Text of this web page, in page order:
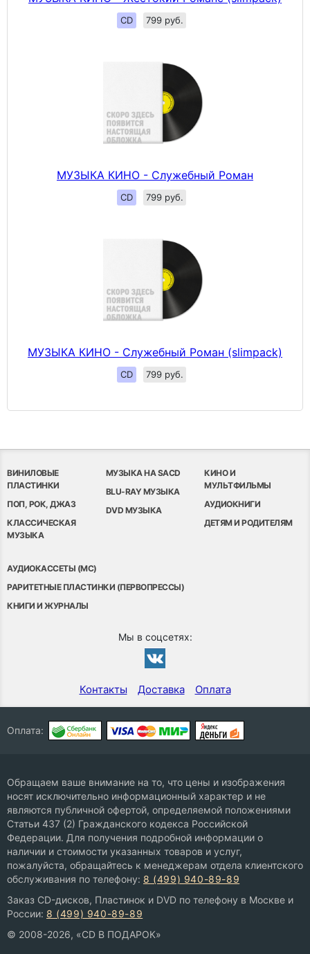
CD 799 руб.
МУЗЫКА КИНО - Служебный Роман
CD 799 руб.
МУЗЫКА КИНО - Служебный Роман (slimpack)
CD 799 руб.
ВИНИЛОВЫЕ
ПЛАСТИНКИ
ПОП, РОК, ДЖАЗ
КЛАССИЧЕСКАЯ
МУЗЫКА
МУЗЫКА НА SACD
BLU-RAY МУЗЫКА
DVD МУЗЫКА
КИНО И
МУЛЬТФИЛЬМЫ
АУДИОКНИГИ
ДЕТЯМ И РОДИТЕЛЯМ
АУДИОКАССЕТЫ (MC)
РАРИТЕТНЫЕ ПЛАСТИНКИ (ПЕРВОПРЕССЫ)
КНИГИ И ЖУРНАЛЫ
Мы в соцсетях:
Контакты Доставка Оплата
Оплата:
Обращаем ваше внимание на то, что цены и изображения
носят исключительно информационный характер и не
являются публичной офертой, определяемой положениями
Статьи 437 (2) Гражданского кодекса Российской
Федерации. Для получения подробной информации о
наличии и стоимости указанных товаров и услуг,
пожалуйста, обращайтесь к менеджерам отдела клиентского
обслуживания по телефону: 8 (499) 940-89-89
Заказ CD-дисков, Пластинок и DVD по телефону в Москве и
России: 8 (499) 940-89-89
© 2008-2026, «CD В ПОДАРОК»